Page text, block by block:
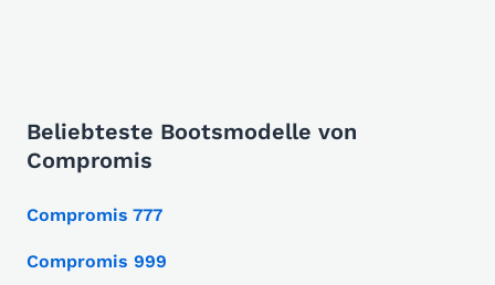
Beliebteste Bootsmodelle von
Compromis
Compromis 777
Compromis 999